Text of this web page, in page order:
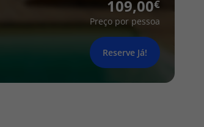
109,00
Preço por pessoa
Reserve Já!